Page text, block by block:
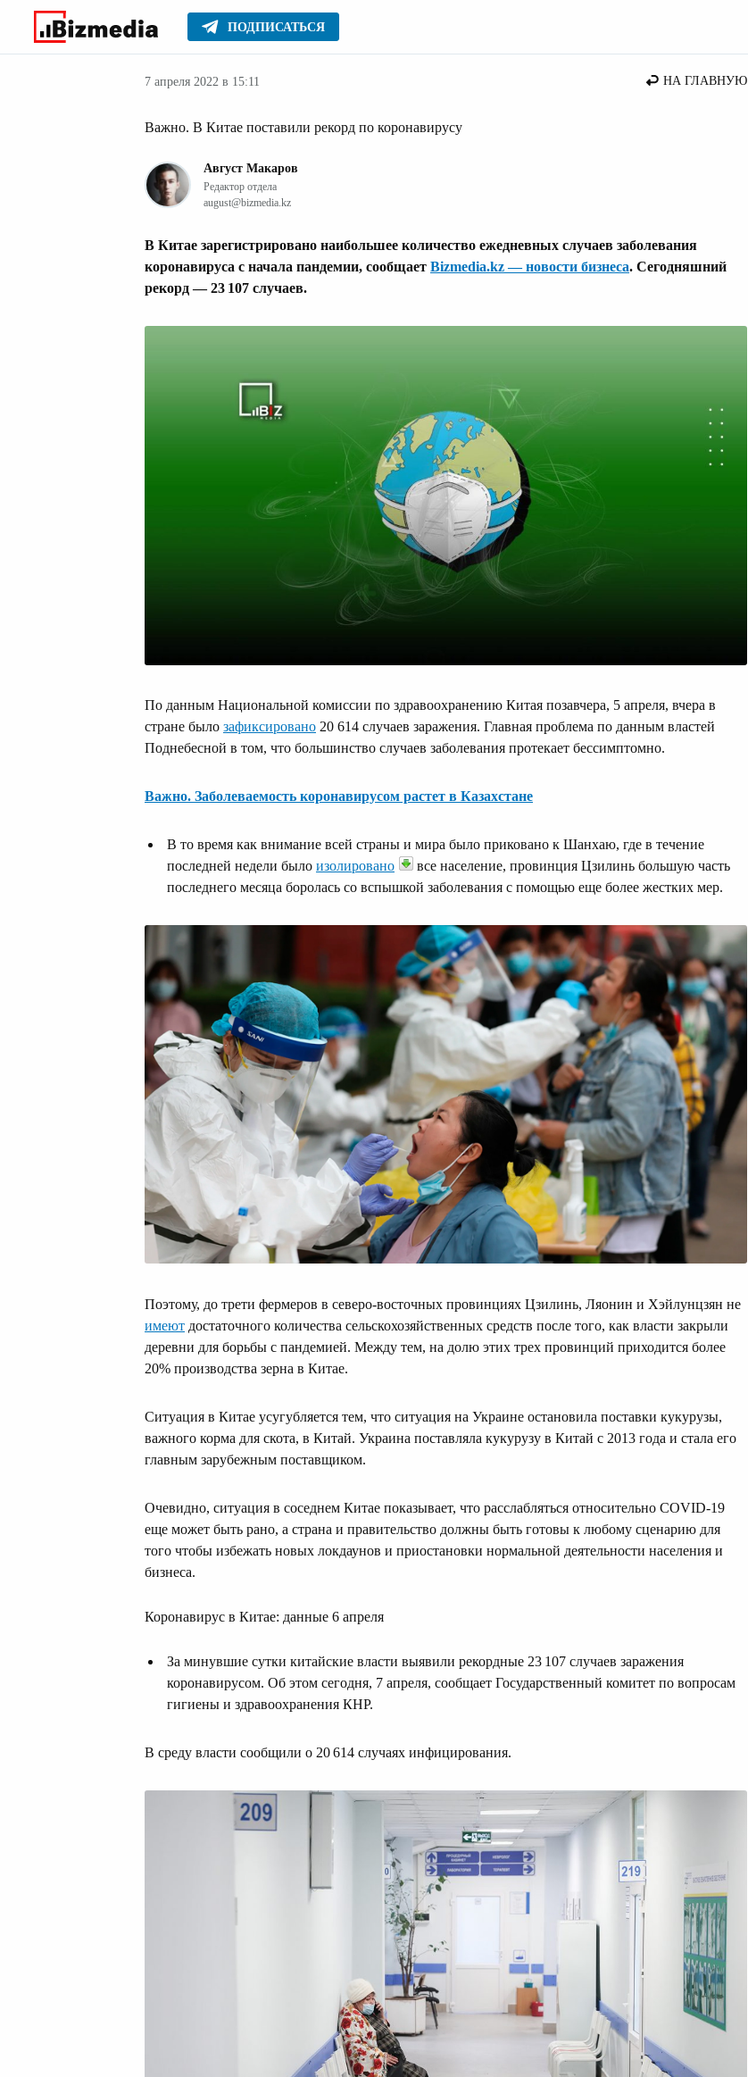
ПОДПИСАТЬСЯ
Главное Стиль жизни
7 апреля 2022 в 15:11 НА ГЛАВНУЮ
Важно. В Китае поставили рекорд по коронавирусу
Август Макаров
Редактор отдела
august@bizmedia.kz
В Китае зарегистрировано наибольшее количество ежедневных случаев заболевания
коронавируса с начала пандемии, сообщает Bizmedia.kz — новости бизнеса. Сегодняшний
рекорд — 23 107 случаев.
По данным Национальной комиссии по здравоохранению Китая позавчера, 5 апреля, вчера в
стране было зафиксировано 20 614 случаев заражения. Главная проблема по данным властей
Поднебесной в том, что большинство случаев заболевания протекает бессимптомно.
Важно. Заболеваемость коронавирусом растет в Казахстане
В то время как внимание всей страны и мира было приковано к Шанхаю, где в течение
последней недели было изолировано
все население, провинция Цзилинь большую часть
последнего месяца боролась со вспышкой заболевания с помощью еще более жестких мер.
Поэтому, до трети фермеров в северо-восточных провинциях Цзилинь, Ляонин и Хэйлунцзян не
имеют достаточного количества сельскохозяйственных средств после того, как власти закрыли
деревни для борьбы с пандемией. Между тем, на долю этих трех провинций приходится более
20% производства зерна в Китае.
Ситуация в Китае усугубляется тем, что ситуация на Украине остановила поставки кукурузы,
важного корма для скота, в Китай. Украина поставляла кукурузу в Китай с 2013 года и стала его
главным зарубежным поставщиком.
Очевидно, ситуация в соседнем Китае показывает, что расслабляться относительно COVID-19
еще может быть рано, а страна и правительство должны быть готовы к любому сценарию для
того чтобы избежать новых локдаунов и приостановки нормальной деятельности населения и
бизнеса.
Коронавирус в Китае: данные 6 апреля
За минувшие сутки китайские власти выявили рекордные 23 107 случаев заражения
коронавирусом. Об этом сегодня, 7 апреля, сообщает Государственный комитет по вопросам
гигиены и здравоохранения КНР.
В среду власти сообщили о 20 614 случаях инфицирования.